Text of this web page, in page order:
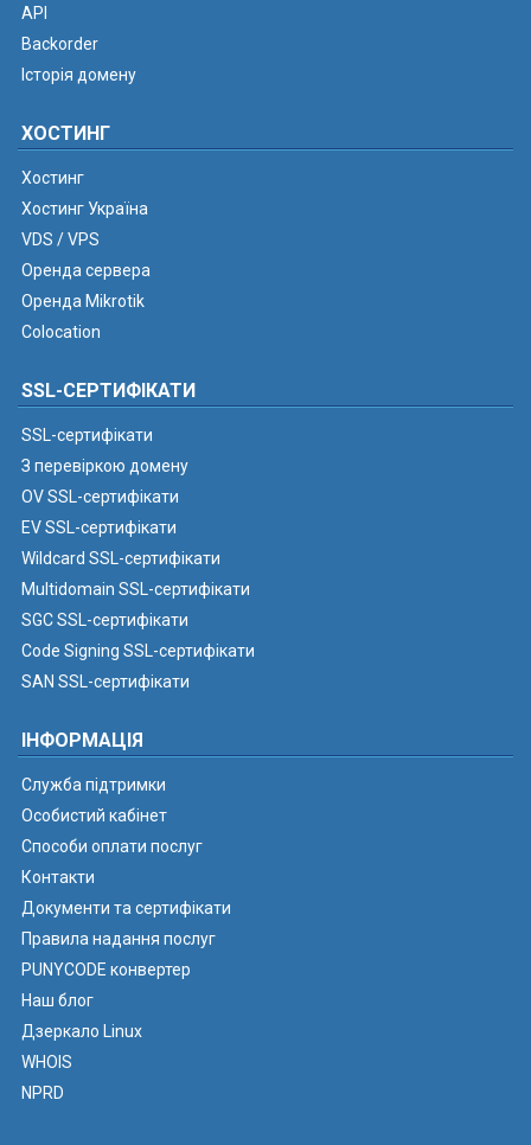
API
Backorder
Історія домену
ХОСТИНГ
Хостинг
Хостинг Україна
VDS / VPS
Оренда сервера
Оренда Mikrotik
Colocation
SSL-СЕРТИФІКАТИ
SSL-сертифікати
З перевіркою домену
OV SSL-сертифікати
EV SSL-сертифікати
Wildcard SSL-сертифікати
Multidomain SSL-сертифікати
SGC SSL-сертифікати
Code Signing SSL-сертифікати
SAN SSL-сертифікати
ІНФОРМАЦІЯ
Служба підтримки
Особистий кабінет
Способи оплати послуг
Контакти
Документи та сертифікати
Правила надання послуг
PUNYCODE конвертер
Наш блог
Дзеркало Linux
WHOIS
NPRD